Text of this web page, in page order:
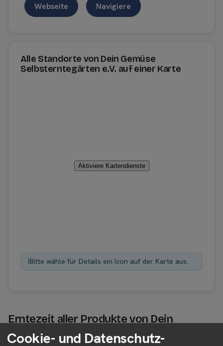
Webseite Navigiere
Alle Standorte von Dein Gemüse
Selbsterntegärten e.V. auf einer Karte
Aktiviere Kartendienste
ℹ️Bitte wähle für Details ein Icon auf der Karte aus.
Erntezeit aller Produkte von Dein
Gemüse Selbsterntegärten e.V.
Cookie- und Datenschutz-